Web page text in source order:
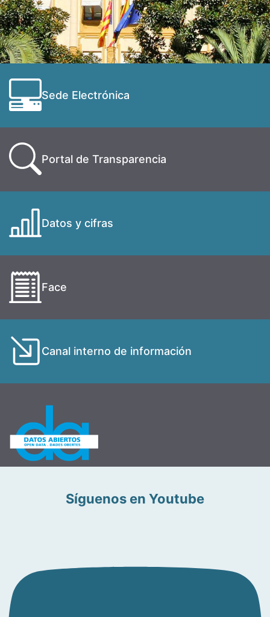
Sede Electrónica
Portal de Transparencia
Datos y cifras
Face
Canal interno de información
Síguenos en Youtube